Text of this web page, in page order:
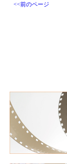
<<前のページ